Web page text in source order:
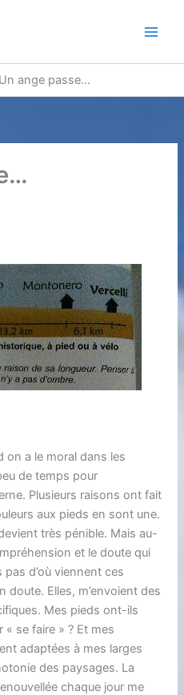
Un ange passe…
on a le moral dans les
de temps pour
Plusieurs raisons ont fait
aux pieds en sont une.
très pénible. Mais au-
et le doute qui
d’où viennent ces
doute. Elles, m’envoient des
Mes pieds ont-ils
se faire » ? Et mes
adaptées à mes larges
des paysages. La
chaque jour me